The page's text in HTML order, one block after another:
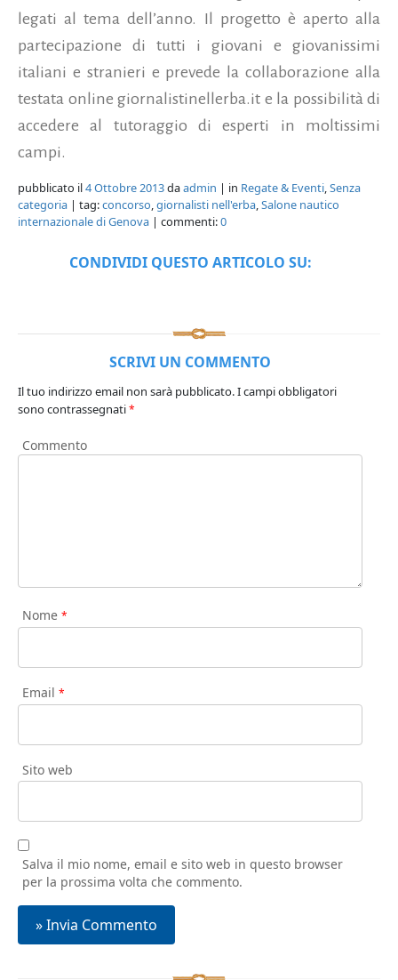
legati al tema dell’anno. Il progetto è aperto alla
partecipazione di tutti i giovani e giovanissimi
italiani e stranieri e prevede la collaborazione alla
testata online giornalistinellerba.it e la possibilità di
accedere al tutoraggio di esperti in moltissimi
campi.
pubblicato il4 Ottobre 2013daadmin | in Regate & Eventi Senza
categoria | tag:concorso giornalisti nell'erba Salone nautico
internazionale di Genova | commenti:0
CONDIVIDI QUESTO ARTICOLO SU:
SCRIVI UN COMMENTO
Il tuo indirizzo email non sarà pubblicato.I campi obbligatori
sono contrassegnati*
Commento
Nome *
Email *
Sito web
Salva il mio nome, email e sito web in questo browser
per la prossima volta che commento.